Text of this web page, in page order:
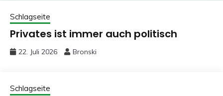
Schlagseite
Privates ist immer auch politisch
22. Juli 2026 Bronski
Schlagseite